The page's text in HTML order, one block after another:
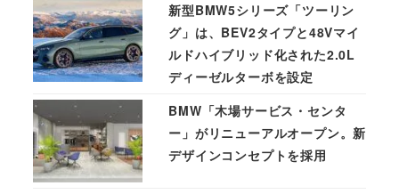
新型BMW5シリーズ「ツーリン
グ」は、BEV2タイプと48Vマイ
ルドハイブリッド化された2.0L
ディーゼルターボを設定
BMW「木場サービス・センタ
ー」がリニューアルオープン。新
デザインコンセプトを採用